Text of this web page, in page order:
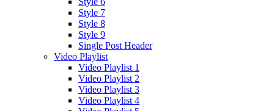
Style 7
Style 8
Style 9
Single Post Header
Video Playlist
Video Playlist 1
Video Playlist 2
Video Playlist 3
Video Playlist 4